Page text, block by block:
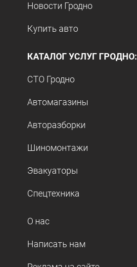
Новости Гродно
Купить авто
КАТАЛОГ УСЛУГ ГРОДНО:
СТО Гродно
Автомагазины
Авторазборки
Шиномонтажи
Эвакуаторы
Спецтехника
О нас
Написать нам